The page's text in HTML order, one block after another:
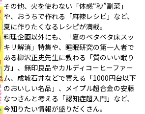
その他、火を使わない「体感“秒”副菜」
や、おうちで作れる「麻辣レシピ」など、
夏に作りたくなるレシピが満載。
料理企画以外にも、「夏のベタベタ床スッ
キリ解消」特集や、睡眠研究の第一人者で
ある柳沢正史先生に教わる「質のいい眠り
方」、無印良品やカルディコーヒーファー
ム、成城石井などで買える「1000円台以下
のおいしい名品」、メイプル超合金の安藤
なつさんと考える「認知症超入門」など、
今知りたい情報が盛りだくさん。